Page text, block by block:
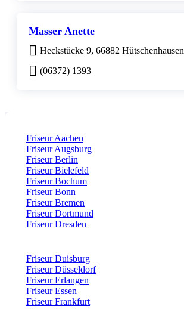
Masser Anette
Heckstücke 9, 66882 Hütschenhausen
(06372) 1393
Friseur Aachen
Friseur Augsburg
Friseur Berlin
Friseur Bielefeld
Friseur Bochum
Friseur Bonn
Friseur Bremen
Friseur Dortmund
Friseur Dresden
Friseur Duisburg
Friseur Düsseldorf
Friseur Erlangen
Friseur Essen
Friseur Frankfurt